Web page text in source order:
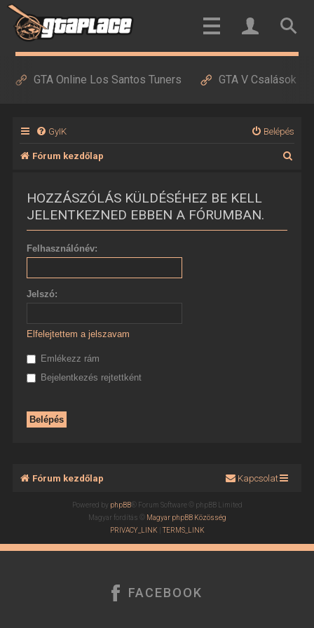
GTA Online Los Santos Tuners GTA V Csalások
GyIK Belépés
Fórum kezdőlap
HOZZÁSZÓLÁS KÜLDÉSÉHEZ BE KELL
JELENTKEZNED EBBEN A FÓRUMBAN.
Felhasználónév:
Jelszó:
Elfelejtettem a jelszavam
Emlékezz rám
Bejelentkezés rejtettként
Fórum kezdőlap Kapcsolat
Powered by phpBB® Forum Software © phpBB Limited
Magyar fordítás © Magyar phpBB Közösség
PRIVACY_LINK |TERMS_LINK
FACEBOOK